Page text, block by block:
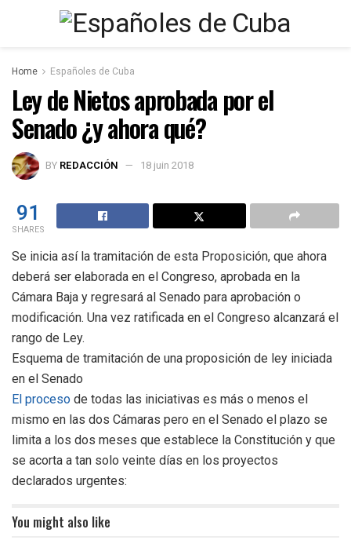
Home Españoles de Cuba
Ley de Nietos aprobada por el
Senado ¿y ahora qué?
BY REDACCIÓN 18 juin 2018
91
SHARES
Se inicia así la tramitación de esta Proposición, que ahora
deberá ser elaborada en el Congreso, aprobada en la
Cámara Baja y regresará al Senado para aprobación o
modificación. Una vez ratificada en el Congreso alcanzará el
rango de Ley.
Esquema de tramitación de una proposición de ley iniciada
en el Senado
El proceso de todas las iniciativas es más o menos el
mismo en las dos Cámaras pero en el Senado el plazo se
limita a los dos meses que establece la Constitución y que
se acorta a tan solo veinte días en los proyectos
declarados urgentes:
You might also like